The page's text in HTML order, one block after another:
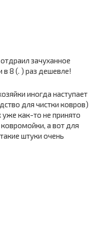
зачуханное
в 8 (. ) раз дешевле!
иногда наступает
для чистки ковров)
как-то не принято
а вот для
штуки очень